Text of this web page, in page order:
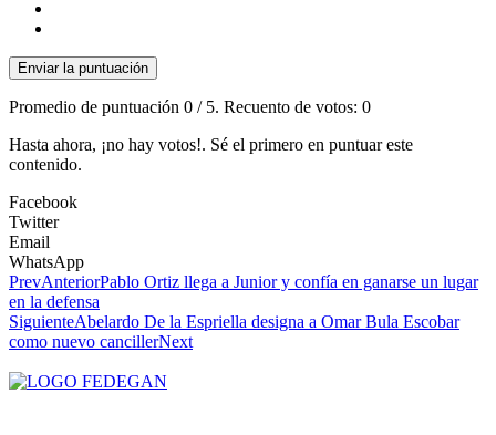
Enviar la puntuación
Promedio de puntuación 0 / 5. Recuento de votos: 0
Hasta ahora, ¡no hay votos!. Sé el primero en puntuar este
contenido.
Facebook
Twitter
Email
WhatsApp
PrevAnteriorPablo Ortiz llega a Junior y confía en ganarse un lugar
en la defensa
SiguienteAbelardo De la Espriella designa a Omar Bula Escobar
como nuevo cancillerNext